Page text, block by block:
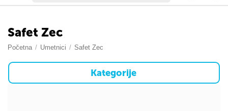
Safet Zec
Početna / Umetnici / Safet Zec
Kategorije